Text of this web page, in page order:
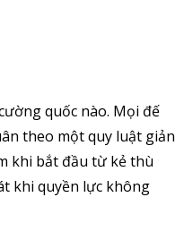
quốc nào. Mọi đế
theo một quy luật giản
khi bắt đầu từ kẻ thù
khi quyền lực không